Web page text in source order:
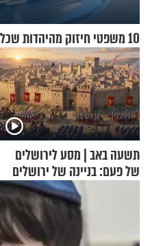
10 משפטי חיזוק מהיהדות שכל אישה צריכה לשמור לעצמה
תשעה באב | מסע לירושלים
של פעם: בניינה של ירושלים